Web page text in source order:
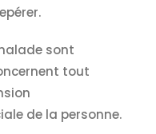
sont
tout
de la personne.